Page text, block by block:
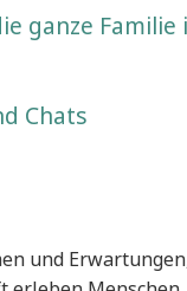
ganze Familie
Chats
und